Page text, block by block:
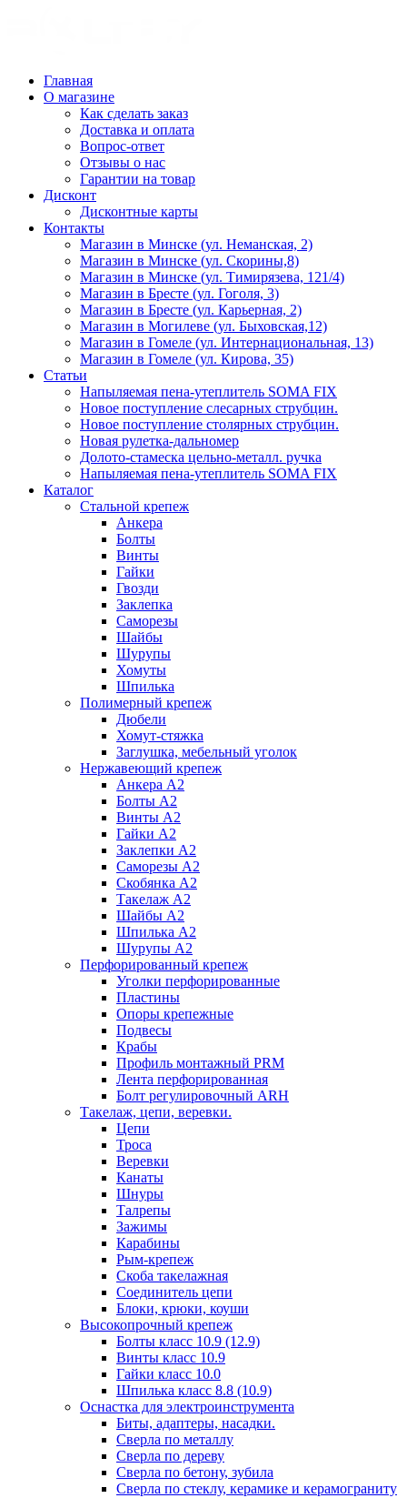
Главная
О магазине
Как сделать заказ
Доставка и оплата
Вопрос-ответ
Отзывы о нас
Гарантии на товар
Дисконт
Дисконтные карты
Контакты
Магазин в Минске (ул. Неманская, 2)
Магазин в Минске (ул. Скорины,8)
Магазин в Минске (ул. Тимирязева, 121/4)
Магазин в Бресте (ул. Гоголя, 3)
Магазин в Бресте (ул. Карьерная, 2)
Магазин в Могилеве (ул. Быховская,12)
Магазин в Гомеле (ул. Интернациональная, 13)
Магазин в Гомеле (ул. Кирова, 35)
Статьи
Напыляемая пена-утеплитель SOMA FIX
Новое поступление слесарных струбцин.
Новое поступление столярных струбцин.
Новая рулетка-дальномер
Долото-стамеска цельно-металл. ручка
Напыляемая пена-утеплитель SOMA FIX
Каталог
Стальной крепеж
Анкера
Болты
Винты
Гайки
Гвозди
Заклепка
Саморезы
Шайбы
Шурупы
Хомуты
Шпилька
Полимерный крепеж
Дюбели
Хомут-стяжка
Заглушка, мебельный уголок
Нержавеющий крепеж
Анкера А2
Болты А2
Винты А2
Гайки А2
Заклепки А2
Саморезы А2
Скобянка А2
Такелаж А2
Шайбы А2
Шпилька А2
Шурупы А2
Перфорированный крепеж
Уголки перфорированные
Пластины
Опоры крепежные
Подвесы
Крабы
Профиль монтажный PRM
Лента перфорированная
Болт регулировочный ARH
Такелаж, цепи, веревки.
Цепи
Троса
Веревки
Канаты
Шнуры
Талрепы
Зажимы
Карабины
Рым-крепеж
Скоба такелажная
Соединитель цепи
Блоки, крюки, коуши
Высокопрочный крепеж
Болты класс 10.9 (12.9)
Винты класс 10.9
Гайки класс 10.0
Шпилька класс 8.8 (10.9)
Оснастка для электроинструмента
Биты, адаптеры, насадки.
Сверла по металлу
Сверла по дереву
Сверла по бетону, зубила
Сверла по стеклу, керамике и керамограниту